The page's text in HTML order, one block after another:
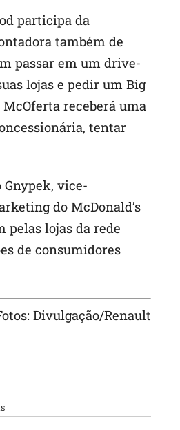
participa da
também de
passar em um drive-
lojas e pedir um Big
receberá uma
tentar
Gnypek, vice-
do McDonald’s
pelas lojas da rede
de consumidores
Divulgação/Renault